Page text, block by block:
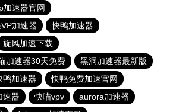
加速器官网
加速器
快鸭加速器
旋风加速下载
加速器30天免费
黑洞加速器最新版
鸭加速器
快鸭免费加速官网
速器 快喵vpv
aurora加速器